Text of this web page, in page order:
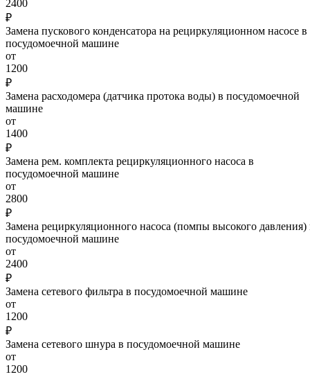
2400
₽
Замена пускового конденсатора на рециркуляционном насосе в
посудомоечной машине
от
1200
₽
Замена расходомера (датчика протока воды) в посудомоечной
машине
от
1400
₽
Замена рем. комплекта рециркуляционного насоса в
посудомоечной машине
от
2800
₽
Замена рециркуляционного насоса (помпы высокого давления)
посудомоечной машине
от
2400
₽
Замена сетевого фильтра в посудомоечной машине
от
1200
₽
Замена сетевого шнура в посудомоечной машине
от
1200